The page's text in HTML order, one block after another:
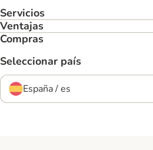
Servicios
Ventajas
Compras
Seleccionar país
España / es